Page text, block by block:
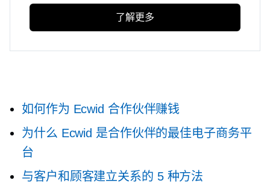
了解更多
如何作为 Ecwid 合作伙伴赚钱
为什么 Ecwid 是合作伙伴的最佳电子商务平
台
与客户和顾客建立关系的 5 种方法